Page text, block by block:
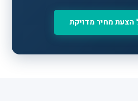
הצעת מחיר מדויקת